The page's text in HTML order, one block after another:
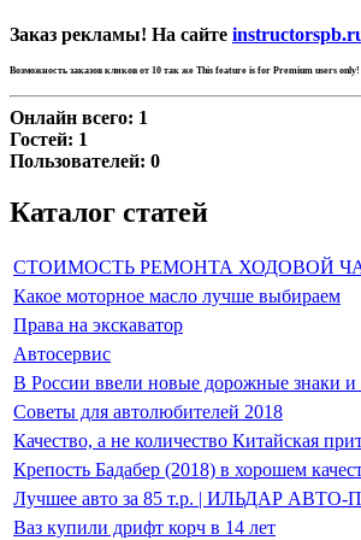
Заказ рекламы! На сайте
Возможность заказов кликов от 10 так же This feature is for Premium users only!
Онлайн всего: 1
Гостей: 1
Пользователей: 0
Каталог статей
СТОИМОСТЬ РЕМОНТА ХОДОВОЙ
Какое моторное масло лучше выбираем
Права на экскаватор
Автосервис
В России ввели новые дорожные знаки и
Советы для автолюбителей 2018
Качество, а не количество Китайская
Крепость Бадабер (2018) в хорошем
Лучшее авто за 85 т.р. | ИЛЬДАР
Ваз купили дрифт корч в 14 лет